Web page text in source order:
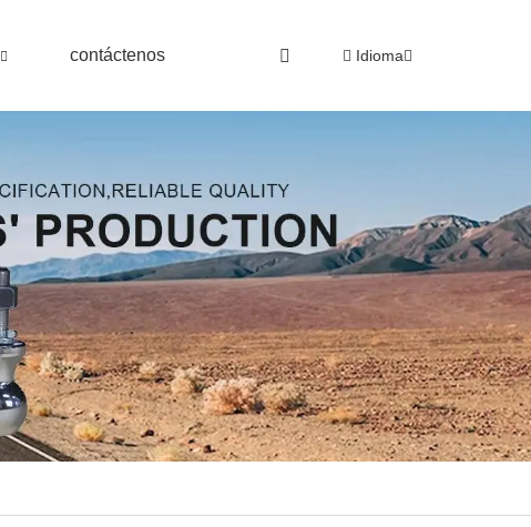
contáctenos Idioma